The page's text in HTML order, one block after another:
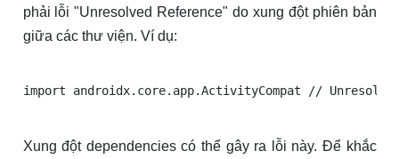
phải lỗi "Unresolved Reference" do xung đột phiên bản
giữa các thư viện. Ví dụ:
Xung đột dependencies có thể gây ra lỗi này. Để khắc